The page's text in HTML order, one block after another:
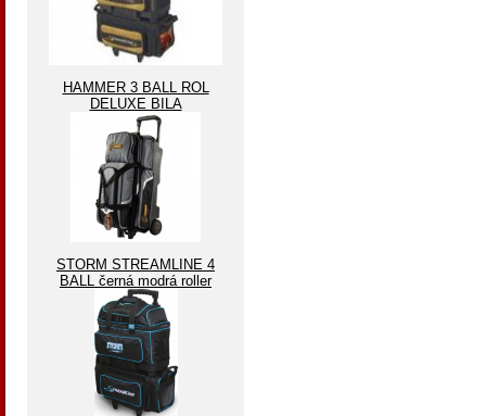
HAMMER 3 BALL ROL
DELUXE BILA
STORM STREAMLINE 4
BALL černá modrá roller